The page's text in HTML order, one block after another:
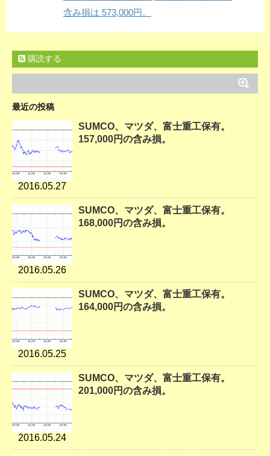
含み損は 573,000円。
購読する
最近の投稿
2016.05.27
SUMCO、マツダ、富士重工保有。
157,000円の含み損。
2016.05.26
SUMCO、マツダ、富士重工保有。
168,000円の含み損。
2016.05.25
SUMCO、マツダ、富士重工保有。
164,000円の含み損。
2016.05.24
SUMCO、マツダ、富士重工保有。
201,000円の含み損。